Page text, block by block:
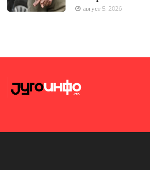
август 5, 2026